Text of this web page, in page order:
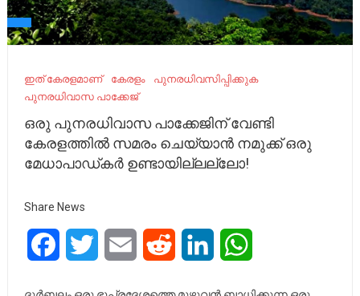
ഇത് കേരളമാണ് കേരളം
പുനരധിവസിപ്പിക്കുക
പുനരധിവാസ പാക്കേജ്
ഒരു പുനരധിവാസ പാക്കേജിന് വേണ്ടി
കേരളത്തിൽ സമരം ചെയ്യാൻ നമുക്ക് ഒരു
മേധാപാഡ്കർ ഉണ്ടായില്ലല്ലോ!
Share News
FacebookTwitter Email Reddit LinkedIn